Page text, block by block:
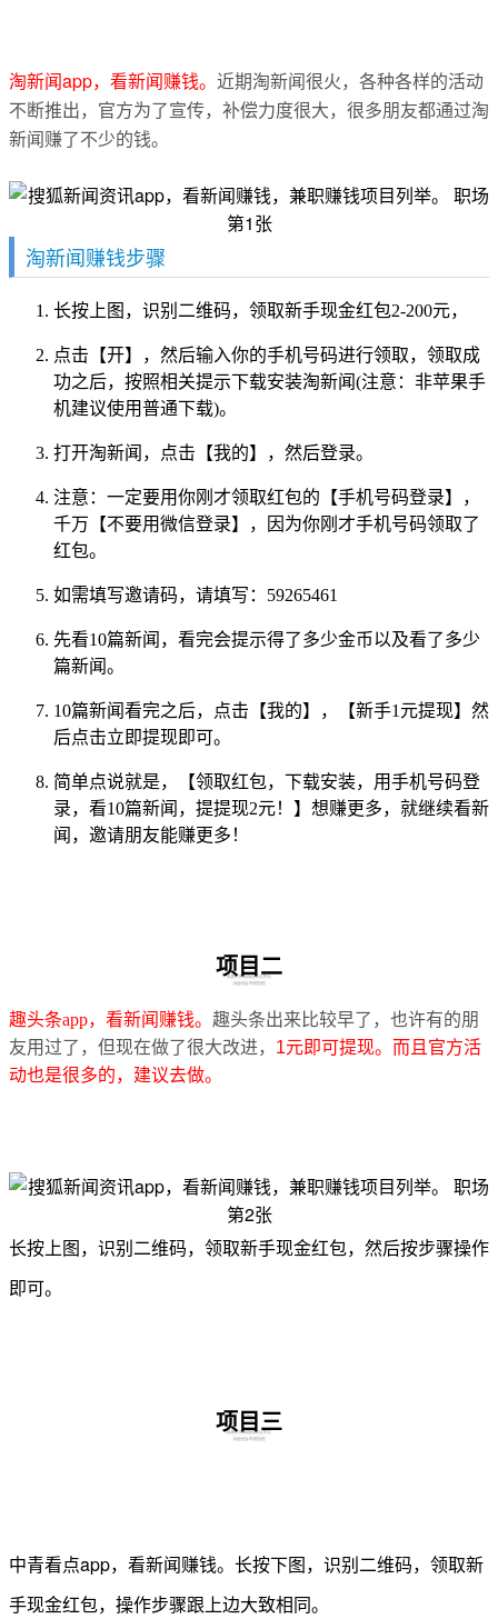
淘新闻app，看新闻赚钱。 近期淘新闻很火，各种各样的活动
不断推出，官方为了宣传，补偿力度很大，很多朋友都通过淘
新闻赚了不少的钱。
淘新闻赚钱步骤
长按上图，识别二维码，领取新手现金红包2-200元，
点击【开】，然后输入你的手机号码进行领取，领取成
功之后，按照相关提示下载安装淘新闻(注意：非苹果手
机建议使用普通下载)。
打开淘新闻，点击【我的】，然后登录。
注意：一定要用你刚才领取红包的【手机号码登录】，
千万【不要用微信登录】，因为你刚才手机号码领取了
红包。
如需填写邀请码，请填写：59265461
先看10篇新闻，看完会提示得了多少金币以及看了多少
篇新闻。
10篇新闻看完之后，点击【我的】，【新手1元提现】然
后点击立即提现即可。
简单点说就是，【领取红包，下载安装，用手机号码登
录，看10篇新闻，提提现2元！】想赚更多，就继续看新
闻，邀请朋友能赚更多！
项目二
趣头条app，看新闻赚钱。 趣头条出来比较早了，也许有的朋
友用过了，但现在做了很大改进， 1元即可提现。而且官方活
动也是很多的，建议去做。
长按上图，识别二维码，领取新手现金红包，然后按步骤操作
即可。
项目三
中青看点app，看新闻赚钱。 长按下图，识别二维码，领取新
手现金红包，操作步骤跟上边大致相同。